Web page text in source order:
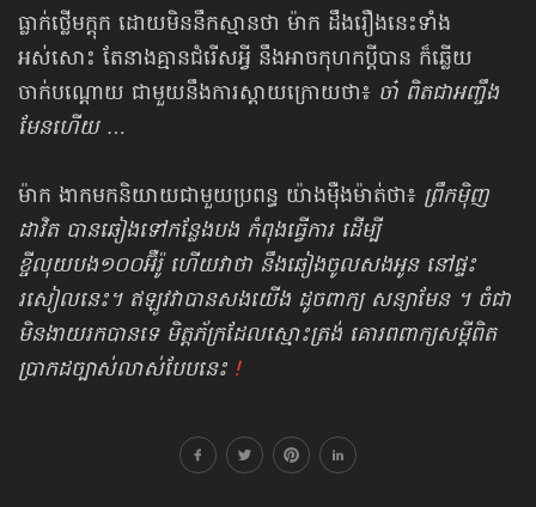
ធ្លាក់ថ្លើមក្ដុក ដោយមិននឹកស្មានថា ម៉ាក ដឹងរឿងនេះទាំង
អស់សោះ តែនាងគ្មាន​ជំរើស​អ្វី នឹងអាចកុហកប្ដីបាន ក៏ឆ្លើយ
ចាក់បណ្ដោយ ជាមួយនឹងការស្ដាយក្រោយថា៖ ចា៎ ពិត​ជា​អញ្ចឹង​
មែនហើយ …
ម៉ាក ងាកមកនិយាយជាមួយប្រពន្ធ យ៉ាងម៉ឺងម៉ាត់​ថា៖ ព្រឹកម៉ិញ
ដាវិត បានឆៀងទៅ​កន្លែងបង កំពុងធ្វើការ ដើម្បី
ខ្ចីលុយបង១០០អ៊ឺរ៉ូ ហើយវាថា នឹងឆៀងចូលសងអូន នៅ​ផ្ទះ​
រសៀលនេះ។ ឥឡូវវាបានសងយើង ដូចពាក្យ សន្យាមែន ។ ចំជា
មិនងាយរកបានទេ មិត្តភ័ក្រ​ដែលស្មោះត្រង់ គោរពពាក្យសម្ដី​ពិត
ប្រាកដ​​ច្បាស់លាស់​បែបនេះ !